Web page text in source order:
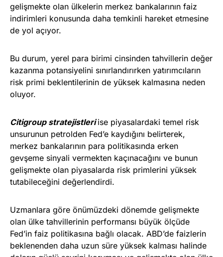
gelişmekte olan ülkelerin merkez bankalarının faiz
indirimleri konusunda daha temkinli hareket etmesine
de yol açıyor.
Bu durum, yerel para birimi cinsinden tahvillerin değer
kazanma potansiyelini sınırlandırırken yatırımcıların
risk primi beklentilerinin de yüksek kalmasına neden
oluyor.
Citigroup stratejistleriise piyasalardaki temel risk
unsurunun petrolden Fed’e kaydığını belirterek,
merkez bankalarının para politikasında erken
gevşeme sinyali vermekten kaçınacağını ve bunun
gelişmekte olan piyasalarda risk primlerini yüksek
tutabileceğini değerlendirdi.
Uzmanlara göre önümüzdeki dönemde gelişmekte
olan ülke tahvillerinin performansı büyük ölçüde
Fed’in faiz politikasına bağlı olacak. ABD’de faizlerin
beklenenden daha uzun süre yüksek kalması halinde